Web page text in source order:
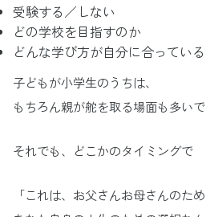
受験する／しない
どの学校を目指すのか
どんな学び方が自分に合ってい
子どもが小学生のうちは、
もちろん親が舵を取る場面も多いで
それでも、どこかのタイミングで
「これは、お父さんお母さんのた